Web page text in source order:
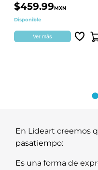
$459.99MXN
Disponible
Ver más
En Lideart creemos
pasatiempo:
Es una forma de